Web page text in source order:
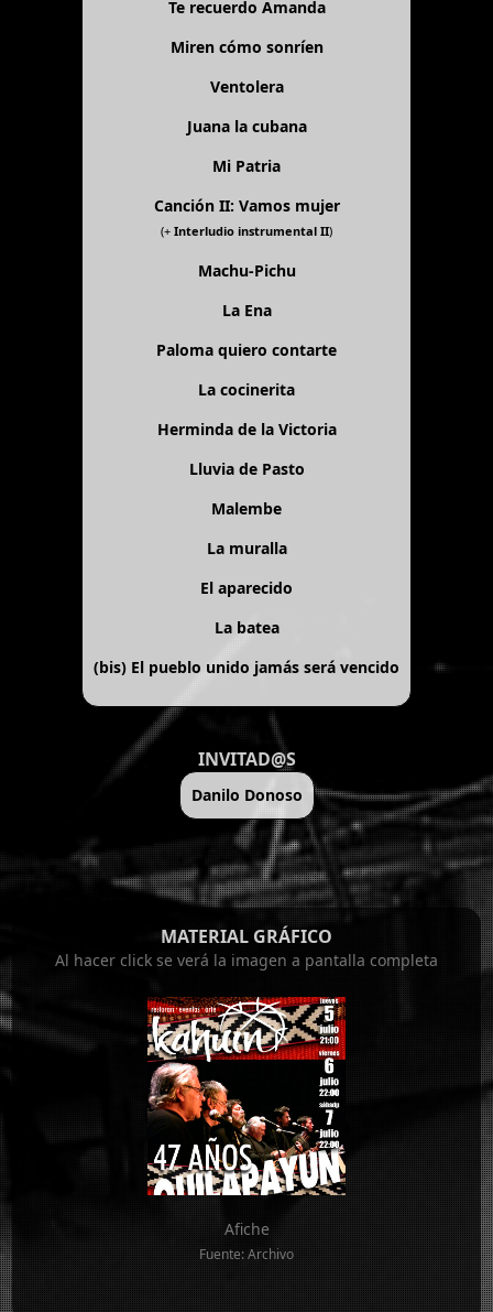
Te recuerdo Amanda
Miren cómo sonríen
Ventolera
Juana la cubana
Mi Patria
Canción II: Vamos mujer
(+ Interludio instrumental II)
Machu-Pichu
La Ena
Paloma quiero contarte
La cocinerita
Herminda de la Victoria
Lluvia de Pasto
Malembe
La muralla
El aparecido
La batea
(bis) El pueblo unido jamás será vencido
INVITAD@S
Danilo Donoso
MATERIAL GRÁFICO
Al hacer click se verá la imagen a pantalla completa
Afiche
Fuente: Archivo